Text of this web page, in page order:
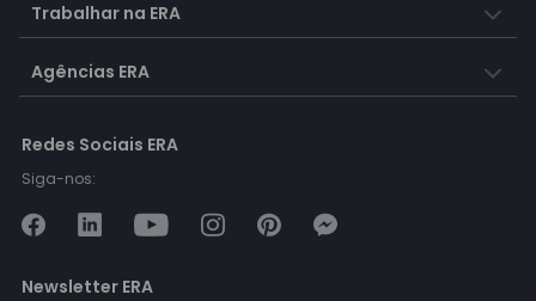
Trabalhar na ERA
Agências ERA
Redes Sociais ERA
Siga-nos:
Newsletter ERA